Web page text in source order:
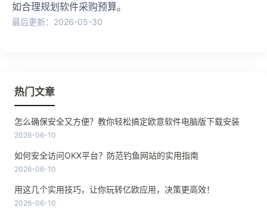
如合理规划软件采购预算。
最后更新：2026-05-30
热门文章
怎么确保安全又方便？教你轻松搞定欧意软件电脑版下载安装
2026-06-10
如何安全访问OKX平台？防范钓鱼网站的实用指南
2026-06-10
用这几个实用技巧，让你玩转亿欧应用，决策更高效！
2026-06-10